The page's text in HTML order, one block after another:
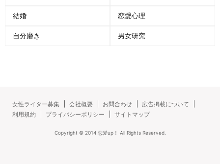
結婚 恋愛心理
自分磨き 男女研究
女性ライター募集 会社概要 お問合わせ
広告掲載について
利用規約
プライバシーポリシー サイトマップ
Copyright © 2014 恋愛up！ All Rights Reserved.